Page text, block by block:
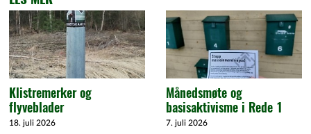
Klistremerker og
flyveblader
18. juli 2026
Månedsmøte og
basisaktivisme i Rede 1
7. juli 2026